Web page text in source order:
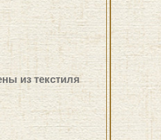
из текстиля